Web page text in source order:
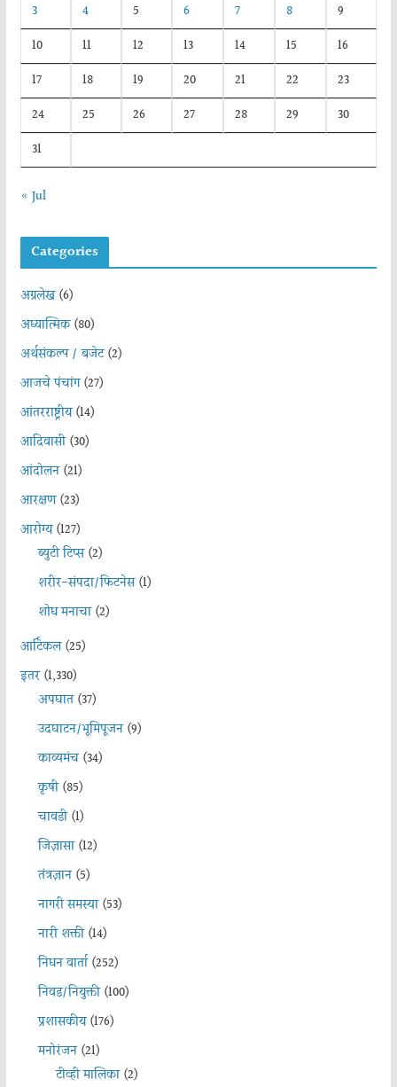
3
4 5 6 7 8
9
10
11 12 13 14 15
16
17
18 19 20 21 22
23
24
25 26 27 28 29
30
31
« Jul
Categories
अग्रलेख(6)
अध्यात्मिक(80)
अर्थसंकल्प / बजेट(2)
आजचे पंचांग(27)
आंतरराष्ट्रीय(14)
आदिवासी(30)
आंदोलन(21)
आरक्षण(23)
आरोग्य(127)
ब्युटी टिप्स(2)
शरीर-संपदा/फिटनेस(1)
शोध मनाचा(2)
आर्टिकल(25)
इतर(1,330)
अपघात(37)
उदघाटन/भूमिपूजन(9)
काव्यमंच(34)
कृषी(85)
चावडी(1)
जिज्ञासा(12)
तंत्रज्ञान(5)
नागरी समस्या(53)
नारी शक्ती(14)
निधन वार्ता(252)
निवड/नियुक्ती(100)
प्रशासकीय(176)
मनोरंजन(21)
टीव्ही मालिका(2)